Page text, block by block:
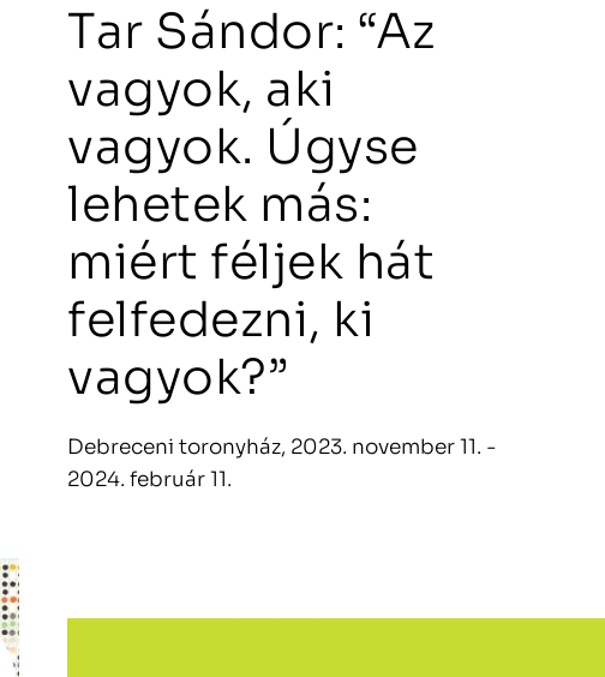
Tar Sándor: “Az
vagyok, aki
vagyok. Úgyse
lehetek más:
miért féljek hát
felfedezni, ki
vagyok?”
Debreceni toronyház, 2023. november 11. -
2024. február 11.